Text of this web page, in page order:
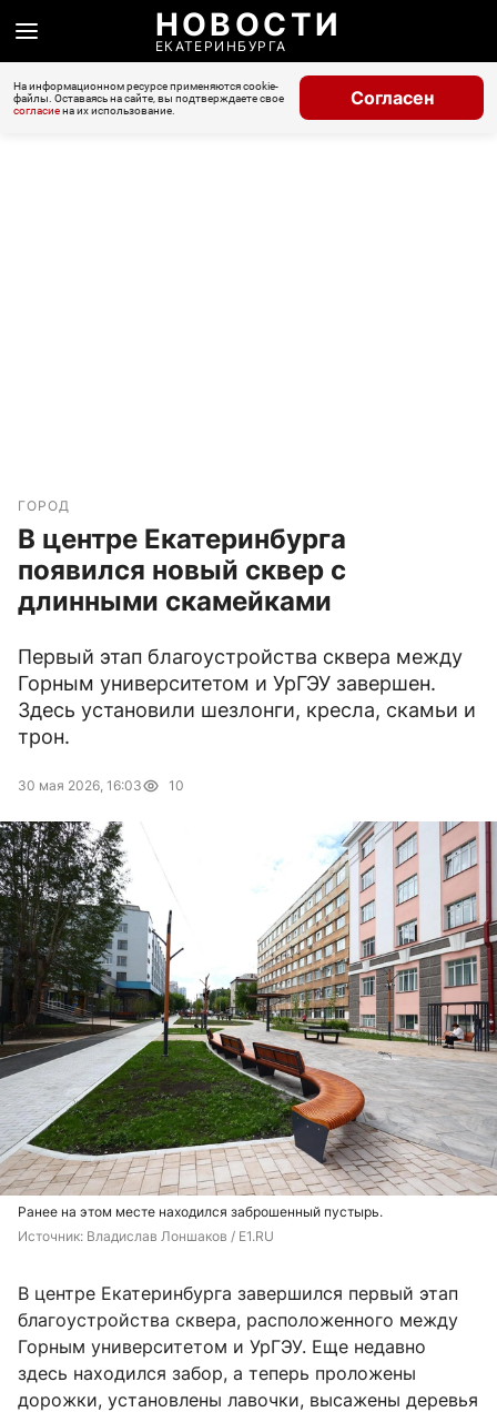
НОВОСТИ
ЕКАТЕРИНБУРГА
На информационном ресурсе применяются cookie-
файлы. Оставаясь на сайте, вы подтверждаете свое
согласиена их использование.
Согласен
ГОРОД
В центре Екатеринбурга
появился новый сквер с
длинными скамейками
Первый этап благоустройства сквера между
Горным университетом и УрГЭУ завершен.
Здесь установили шезлонги, кресла, скамьи и
трон.
30 мая 2026, 16:03 10
Ранее на этом месте находился заброшенный пустырь.
Источник: Владислав Лоншаков / E1.RU
В центре Екатеринбурга завершился первый этап
благоустройства сквера, расположенного между
Горным университетом и УрГЭУ. Еще недавно
здесь находился забор, а теперь проложены
дорожки, установлены лавочки, высажены деревья